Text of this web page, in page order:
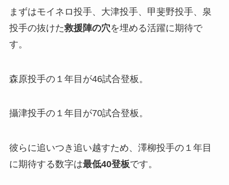
まずはモイネロ投手、大津投手、甲斐野投手、泉
投手の抜けた救援陣の穴を埋める活躍に期待で
す。
森原投手の１年目が46試合登板。
攝津投手の１年目が70試合登板。
彼らに追いつき追い越すため、澤柳投手の１年目
に期待する数字は最低40登板です。